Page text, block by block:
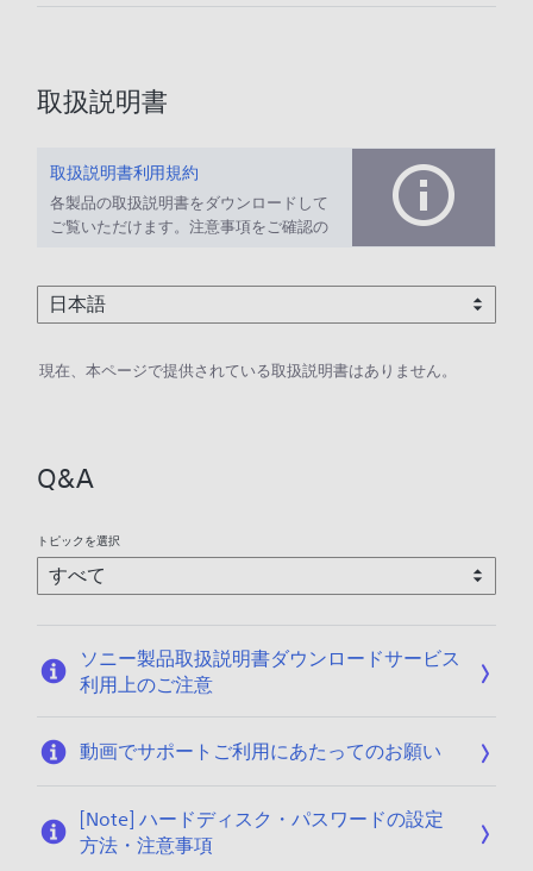
取扱説明書
取扱説明書利用規約
各製品の取扱説明書をダウンロードして
ご覧いただけます。注意事項をご確認の
現在、本ページで提供されている取扱説明書はありません。
Q&A
トピックを選択
ソニー製品取扱説明書ダウンロードサービス
利用上のご注意
動画でサポートご利用にあたってのお願い
[Note] ハードディスク・パスワードの設定
方法・注意事項